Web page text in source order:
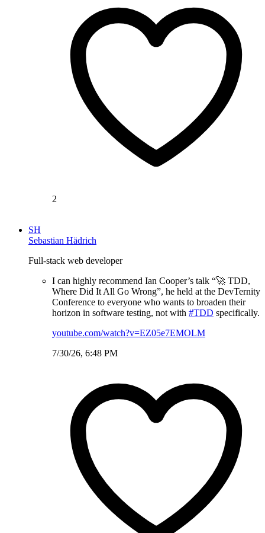
2
SH
Sebastian Hädrich
Full-stack web developer
I can highly recommend Ian Cooper’s talk “🚀 TDD,
Where Did It All Go Wrong”, he held at the DevTernity
Conference to everyone who wants to broaden their
horizon in software testing, not with #TDD specifically.
youtube.com/watch?v=EZ05e7EMOLM
7/30/26, 6:48 PM